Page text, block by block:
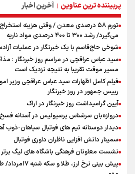
پربیننده ترین عناوین | آخرین اخبار
تورم ۵۸ درصدی معدن / وقتی هزینه
می‌گیرد/ رشد ۳۰۰ تا ۴۰۰ درصدی مواد ناریه
شوخی حاج‌قاسم با یک خبرنگار در عملیات
سید عباس عراقچی در مراسم روز خبرنگار :
مسیر موقت تقریبا به نتیجه نزدیک است
فیلم کامل اظهارات سید عباس عراقچی وزیر
رییس جمهور در روز خبرنگار
آیین گرامیداشت روز خبرنگار در اراک
دروازه‌بان سرشناس پرسپولیس در آستانه فسخ
دیدار دوستانه تیم های فوتبال سپاهان-ذوب
سمینار دانش افزایی ناظران داوری فوتبال
نشست معاونان فرهنگی باشگاه های لیگ برتر
پیش بینی نرخ